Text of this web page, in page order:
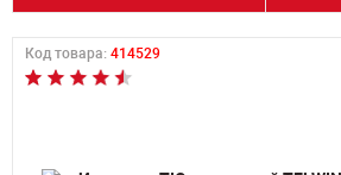
Код товара: 414529